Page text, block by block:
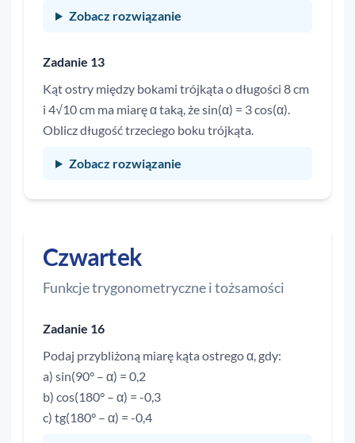
Zobacz rozwiązanie
Zadanie 13
Kąt ostry między bokami trójkąta o długości 8 cm
i 4√10 cm ma miarę α taką, że sin(α) = 3 cos(α).
Oblicz długość trzeciego boku trójkąta.
Zobacz rozwiązanie
Czwartek
Funkcje trygonometryczne i tożsamości
Zadanie 16
Podaj przybliżoną miarę kąta ostrego α, gdy:
a) sin(90° – α) = 0,2
b) cos(180° – α) = -0,3
c) tg(180° – α) = -0,4